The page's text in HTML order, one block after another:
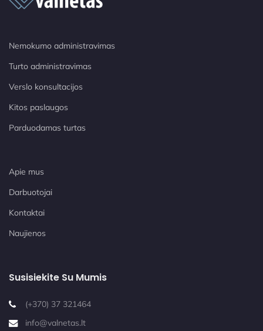
Nemokumo administravimas
Turto administravimas
Verslo konsultacijos
Kitos paslaugos
Parduodamas turtas
Apie mus
Darbuotojai
Kontaktai
Naujienos
Susisiekite Su Mumis
(+370) 37 321464
info@valnetas.lt